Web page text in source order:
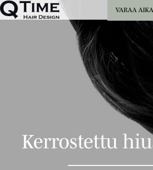
VARAA AIKA
Kerrostettu